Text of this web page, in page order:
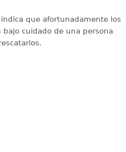
que afortunadamente los
bajo cuidado de una persona